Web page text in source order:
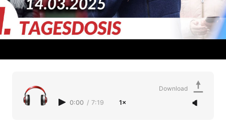
0:00 / 7:19 1×
Download